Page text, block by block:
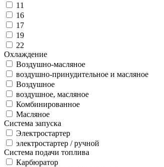
11
16
17
19
22
Охлаждение
Воздушно-масляное
воздушно-принудительное и масляное
Воздушное
воздушное, масляное
Комбинированное
Масляное
Система запуска
Электростартер
электростартер / ручной
Система подачи топлива
Карбюратор